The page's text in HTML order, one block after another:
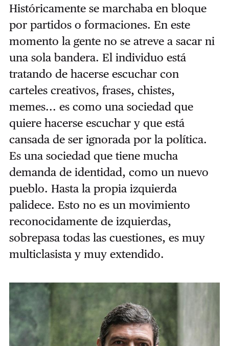
Históricamente se marchaba en bloque
por partidos o formaciones. En este
momento la gente no se atreve a sacar ni
una sola bandera. El individuo está
tratando de hacerse escuchar con
carteles creativos, frases, chistes,
memes... es como una sociedad que
quiere hacerse escuchar y que está
cansada de ser ignorada por la política.
Es una sociedad que tiene mucha
demanda de identidad, como un nuevo
pueblo. Hasta la propia izquierda
palidece. Esto no es un movimiento
reconocidamente de izquierdas,
sobrepasa todas las cuestiones, es muy
multiclasista y muy extendido.